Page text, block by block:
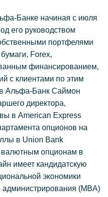
Банке начиная с июля
его руководством
портфелями
Forex,
финансированием,
с клиентами по этим
Альфа-Банк Саймон
директора,
в American Express
опционов на
в Union Bank
опционам в
имеет кандидатскую
экономики
администрирования (MBA)